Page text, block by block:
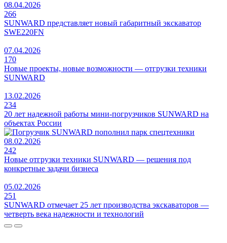
08.04.2026
266
SUNWARD представляет новый габаритный экскаватор
SWE220FN
07.04.2026
170
Новые проекты, новые возможности — отгрузки техники
SUNWARD
13.02.2026
234
20 лет надежной работы мини-погрузчиков SUNWARD на
объектах России
08.02.2026
242
Новые отгрузки техники SUNWARD — решения под
конкретные задачи бизнеса
05.02.2026
251
SUNWARD отмечает 25 лет производства экскаваторов —
четверть века надежности и технологий